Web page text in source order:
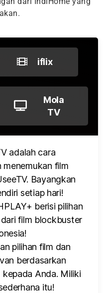
iflix
Mola
TV
adalah cara
film
Bayangkan
setiap hari!
berisi pilihan
film blockbuster
pilihan film dan
berdasarkan
Anda. Miliki
itu!